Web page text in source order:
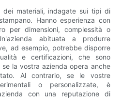
dei materiali, indagate sui tipi di
Hanno esperienza con
per dimensioni, complessità o
abituata a produrre
ad esempio, potrebbe disporre
e certificazioni, che sono
la vostra azienda opera anche
Al contrario, se le vostre
o personalizzate, è
con una reputazione di